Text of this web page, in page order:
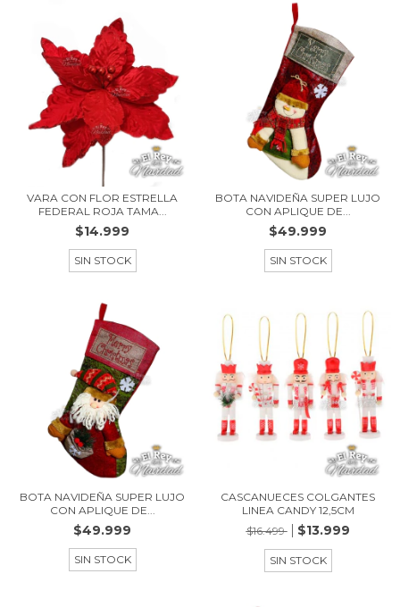
VARA CON FLOR ESTRELLA
FEDERAL ROJA TAMA...
$14.999
SIN STOCK
BOTA NAVIDEÑA SUPER LUJO
CON APLIQUE DE...
$49.999
SIN STOCK
BOTA NAVIDEÑA SUPER LUJO
CON APLIQUE DE...
$49.999
SIN STOCK
CASCANUECES COLGANTES
LINEA CANDY 12,5CM
$16.499
$13.999
SIN STOCK